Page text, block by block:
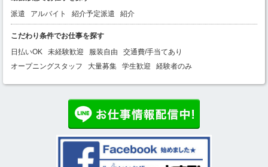
派遣
アルバイト 紹介予定派遣 紹介
こだわり条件でお仕事を探す
日払いOK
未経験歓迎 服装自由
交通費/手当てあり
オープニングスタッフ
大量募集 学生歓迎 経験者のみ